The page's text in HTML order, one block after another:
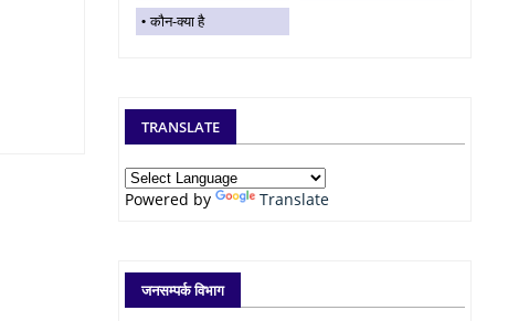
कौन-क्या है
TRANSLATE
Powered by Translate
जनसम्पर्क विभाग